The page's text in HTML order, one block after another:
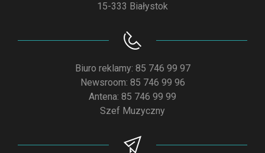
15-333 Białystok
Biuro reklamy: 85 746 99 97
Newsroom: 85 746 99 96
Antena: 85 746 99 99
Szef Muzyczny